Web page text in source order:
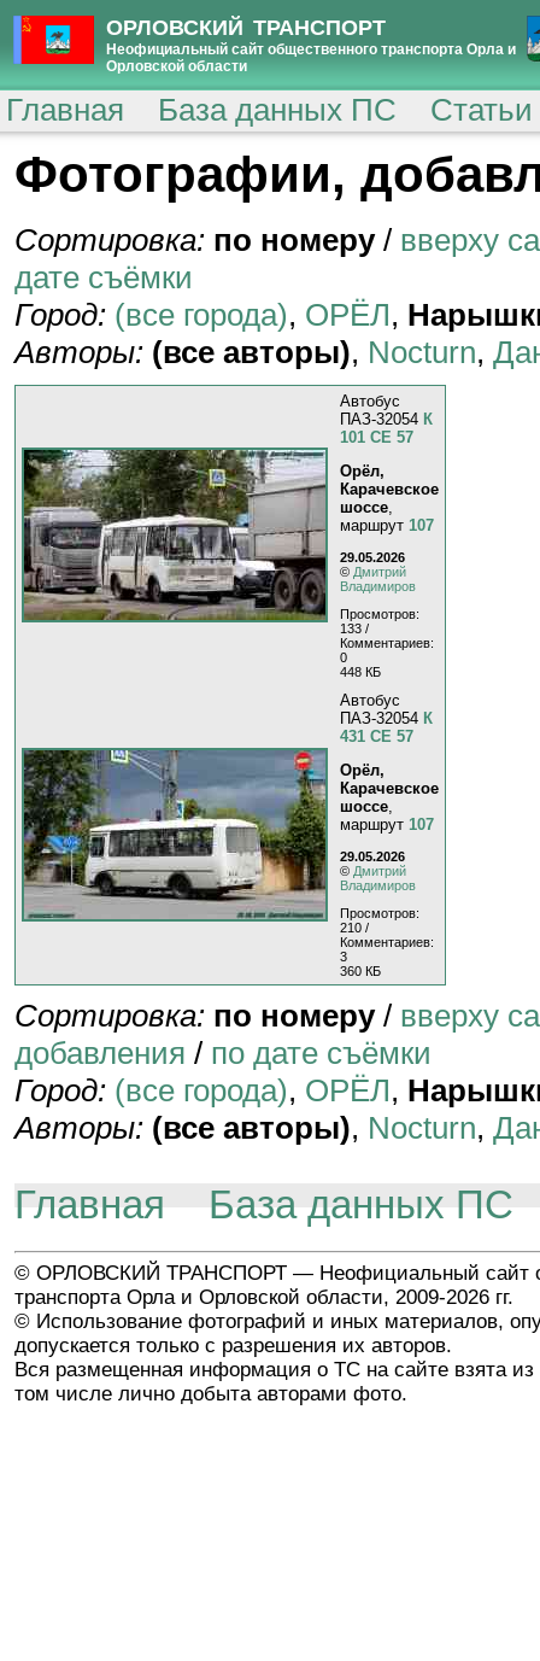
ОРЛОВСКИЙ ТРАНСПОРТ
Неофициальный сайт общественного транспорта Орла и
Орловской области
Главная База данных ПС
Фотографии,
Сортировка: по номеру/ вверху
дате съёмки
Город: (все города), ОРЁЛ,
Авторы: (все авторы), Nocturn,
Автобус
ПАЗ-32054 К
101 СЕ 57
Орёл,
Карачевское
шоссе,
маршрут 107
29.05.2026
© Дмитрий
Владимиров
Просмотров:
133 /
Комментариев:
0
448 КБ
Автобус
ПАЗ-32054 К
431 СЕ 57
Орёл,
Карачевское
шоссе,
маршрут 107
29.05.2026
© Дмитрий
Владимиров
Просмотров:
210 /
Комментариев:
3
360 КБ
Сортировка: по номеру/ вверху
добавления / по дате съёмки
Город: (все города), ОРЁЛ,
Авторы: (все авторы), Nocturn,
Главная База данных ПС
© ОРЛОВСКИЙ ТРАНСПОРТ — Неофициальный сайт
транспорта Орла и Орловской области, 2009-2026 гг.
© Использование фотографий и иных материалов,
допускается только с разрешения их авторов.
Вся размещенная информация о ТС на сайте взята из
том числе лично добыта авторами фото.